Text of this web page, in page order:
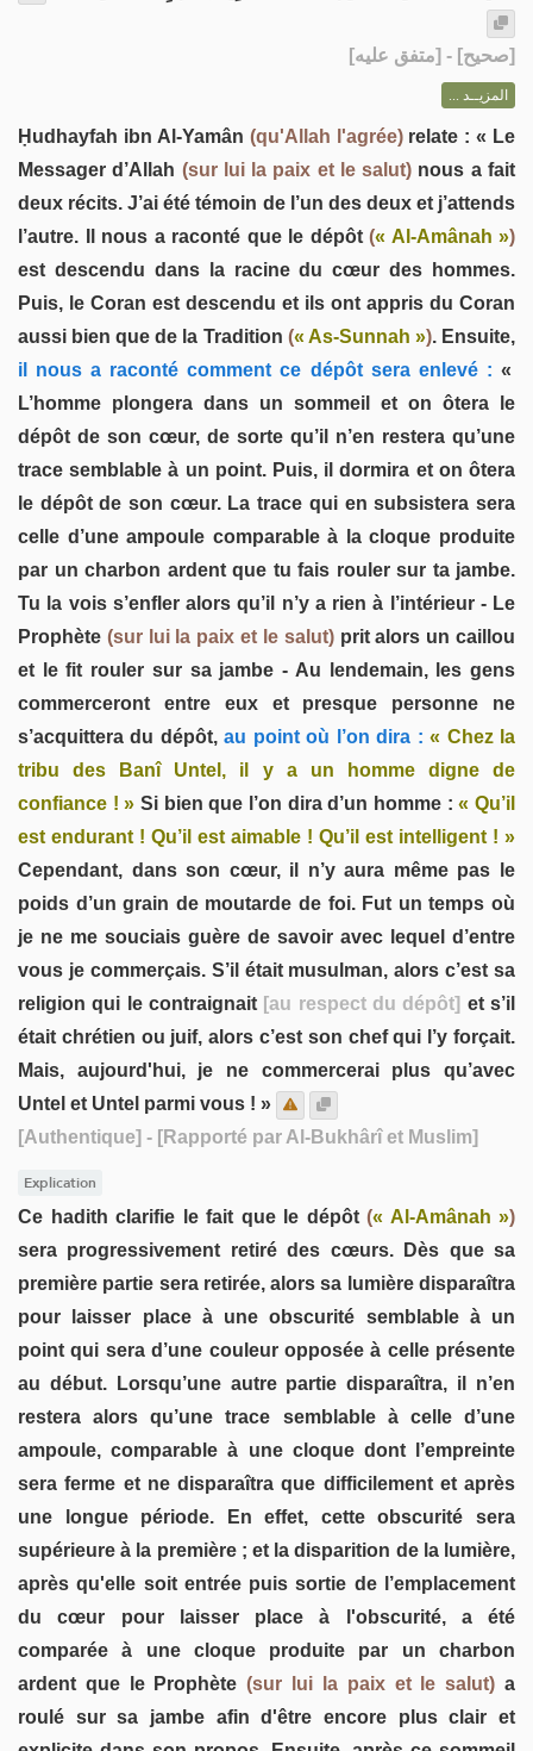
[صحيح] - [متفق عليه]
المزيــد ...
Ḥudhayfah ibn Al-Yamân (qu'Allah l'agrée)relate : « Le
Messager d’Allah (sur lui la paix et le salut) nous a fait
deux récits. J’ai été témoin de l’un des deux et j’attends
l’autre. Il nous a raconté que le dépôt (« Al-Amânah »)
est descendu dans la racine du cœur des hommes.
Puis, le Coran est descendu et ils ont appris du Coran
aussi bien que de la Tradition (« As-Sunnah »). Ensuite,
il nous a raconté comment ce dépôt sera enlevé : «
L’homme plongera dans un sommeil et on ôtera le
dépôt de son cœur, de sorte qu’il n’en restera qu’une
trace semblable à un point. Puis, il dormira et on ôtera
le dépôt de son cœur. La trace qui en subsistera sera
celle d’une ampoule comparable à la cloque produite
par un charbon ardent que tu fais rouler sur ta jambe.
Tu la vois s’enfler alors qu’il n’y a rien à l’intérieur - Le
Prophète (sur lui la paix et le salut)prit alors un caillou
et le fit rouler sur sa jambe - Au lendemain, les gens
commerceront entre eux et presque personne ne
s’acquittera du dépôt,au point où l’on dira : « Chez la
tribu des Banî Untel, il y a un homme digne de
confiance ! » Si bien que l’on dira d’un homme :« Qu’il
est endurant ! Qu’il est aimable ! Qu’il est intelligent ! »
Cependant, dans son cœur, il n’y aura même pas le
poids d’un grain de moutarde de foi. Fut un temps où
je ne me souciais guère de savoir avec lequel d’entre
vous je commerçais. S’il était musulman, alors c’est sa
religion qui le contraignait [au respect du dépôt] et s’il
était chrétien ou juif, alors c’est son chef qui l’y forçait.
Mais, aujourd'hui, je ne commercerai plus qu’avec
Untel et Untel parmi vous ! »
[Authentique] - [Rapporté par Al-Bukhârî et Muslim]
Explication
Ce hadith clarifie le fait que le dépôt (« Al-Amânah »)
sera progressivement retiré des cœurs. Dès que sa
première partie sera retirée, alors sa lumière disparaîtra
pour laisser place à une obscurité semblable à un
point qui sera d’une couleur opposée à celle présente
au début. Lorsqu’une autre partie disparaîtra, il n’en
restera alors qu’une trace semblable à celle d’une
ampoule, comparable à une cloque dont l’empreinte
sera ferme et ne disparaîtra que difficilement et après
une longue période. En effet, cette obscurité sera
supérieure à la première ; et la disparition de la lumière,
après qu'elle soit entrée puis sortie de l’emplacement
du cœur pour laisser place à l'obscurité, a été
comparée à une cloque produite par un charbon
ardent que le Prophète(sur lui la paix et le salut) a
roulé sur sa jambe afin d'être encore plus clair et